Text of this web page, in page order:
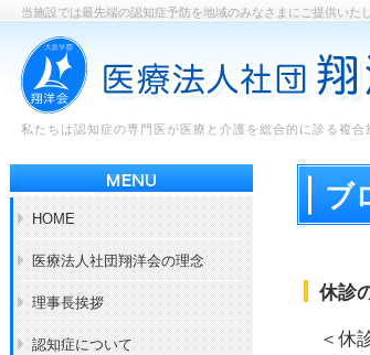
当施設では最先端の認知症予防を地域のみなさまにご提供いた
私たちは認知症の専門医が医療と介護を総合的に診る複合
ブ
休診
＜休
HOME
医療法人社団翔洋会の理念
理事長挨拶
認知症について